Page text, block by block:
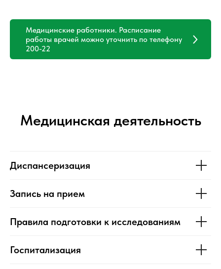
Медицинские работники. Расписание
работы врачей можно уточнить по телефону
200-22
Медицинская деятельность
Диспансеризация
Запись на прием
Правила подготовки к исследованиям
Госпитализация